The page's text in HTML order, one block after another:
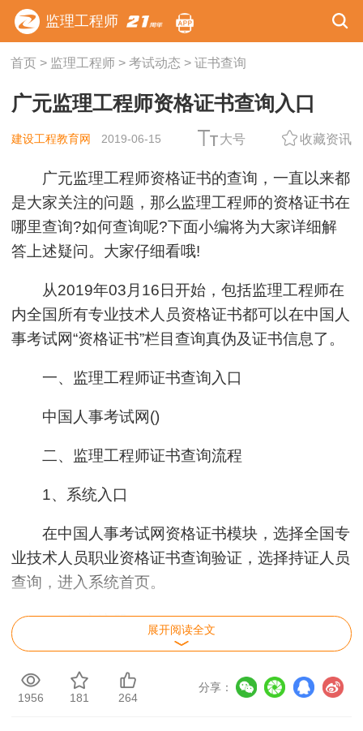
监理工程师
首页> 监理工程师> 考试动态 > 证书查询
广元监理工程师资格证书查询入口
建设工程教育网 2019-06-15 大号 收藏资讯
广元监理工程师资格证书的查询，一直以来都
是大家关注的问题，那么监理工程师的资格证书在
哪里查询?如何查询呢?下面小编将为大家详细解
答上述疑问。大家仔细看哦!
从2019年03月16日开始，包括监理工程师在
内全国所有专业技术人员资格证书都可以在中国人
事考试网“资格证书”栏目查询真伪及证书信息了。
一、监理工程师证书查询入口
中国人事考试网()
二、监理工程师证书查询流程
1、系统入口
在中国人事考试网资格证书模块，选择全国专
业技术人员职业资格证书查询验证，选择持证人员
查询，进入系统首页。
2、用户注册
与全国专业技术人员资格考试报名服务平台共享注
展开阅读全文
1956 181 264
分享：